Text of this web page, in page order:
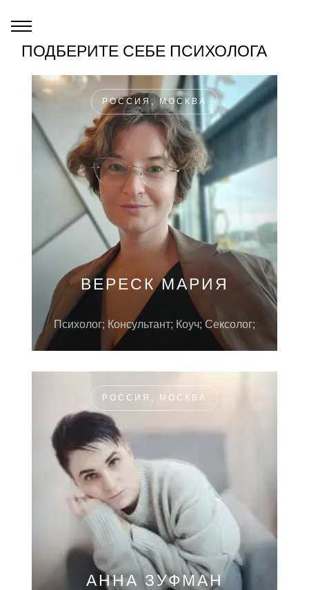
ПОДБЕРИТЕ СЕБЕ ПСИХОЛОГА
РОССИЯ, МОСКВА
ВЕРЕСК МАРИЯ
Психолог; Консультант; Коуч; Сексолог;
РОССИЯ, МОСКВА
АННА ЗУФМАН